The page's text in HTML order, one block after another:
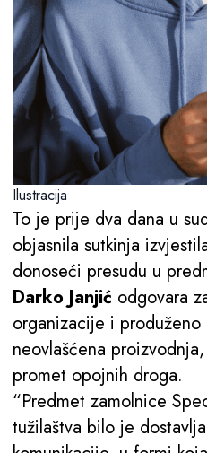
Ilustracija
To je prije dva dana u
objasnila sutkinja
donoseći presudu u
Darko Janjić odgovara
organizacije i
neovlašćena
promet opojnih droga.
“​​Predmet zamolnice
tužilaštva bilo je